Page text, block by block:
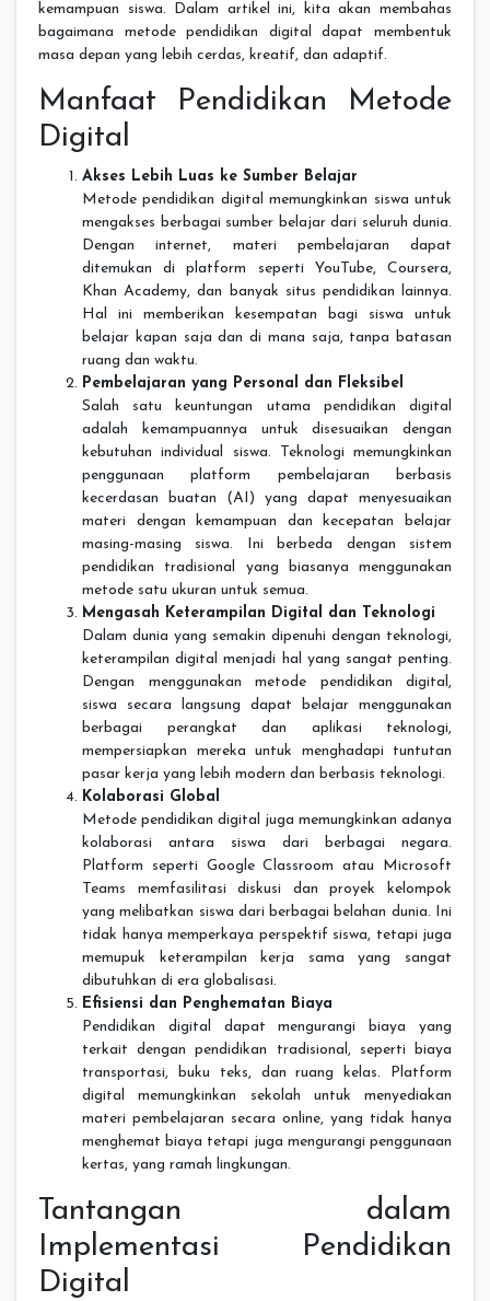
kemampuan siswa. Dalam artikel ini, kita akan membahas
bagaimana metode pendidikan digital dapat membentuk
masa depan yang lebih cerdas, kreatif, dan adaptif.
Manfaat Pendidikan Metode
Digital
Akses Lebih Luas ke Sumber Belajar
Metode pendidikan digital memungkinkan siswa untuk
mengakses berbagai sumber belajar dari seluruh dunia.
Dengan internet, materi pembelajaran dapat
ditemukan di platform seperti YouTube, Coursera,
Khan Academy, dan banyak situs pendidikan lainnya.
Hal ini memberikan kesempatan bagi siswa untuk
belajar kapan saja dan di mana saja, tanpa batasan
ruang dan waktu.
Pembelajaran yang Personal dan Fleksibel
Salah satu keuntungan utama pendidikan digital
adalah kemampuannya untuk disesuaikan dengan
kebutuhan individual siswa. Teknologi memungkinkan
penggunaan platform pembelajaran berbasis
kecerdasan buatan (AI) yang dapat menyesuaikan
materi dengan kemampuan dan kecepatan belajar
masing-masing siswa. Ini berbeda dengan sistem
pendidikan tradisional yang biasanya menggunakan
metode satu ukuran untuk semua.
Mengasah Keterampilan Digital dan Teknologi
Dalam dunia yang semakin dipenuhi dengan teknologi,
keterampilan digital menjadi hal yang sangat penting.
Dengan menggunakan metode pendidikan digital,
siswa secara langsung dapat belajar menggunakan
berbagai perangkat dan aplikasi teknologi,
mempersiapkan mereka untuk menghadapi tuntutan
pasar kerja yang lebih modern dan berbasis teknologi.
Kolaborasi Global
Metode pendidikan digital juga memungkinkan adanya
kolaborasi antara siswa dari berbagai negara.
Platform seperti Google Classroom atau Microsoft
Teams memfasilitasi diskusi dan proyek kelompok
yang melibatkan siswa dari berbagai belahan dunia. Ini
tidak hanya memperkaya perspektif siswa, tetapi juga
memupuk keterampilan kerja sama yang sangat
dibutuhkan di era globalisasi.
Efisiensi dan Penghematan Biaya
Pendidikan digital dapat mengurangi biaya yang
terkait dengan pendidikan tradisional, seperti biaya
transportasi, buku teks, dan ruang kelas. Platform
digital memungkinkan sekolah untuk menyediakan
materi pembelajaran secara online, yang tidak hanya
menghemat biaya tetapi juga mengurangi penggunaan
kertas, yang ramah lingkungan.
Tantangan dalam
Implementasi Pendidikan
Digital